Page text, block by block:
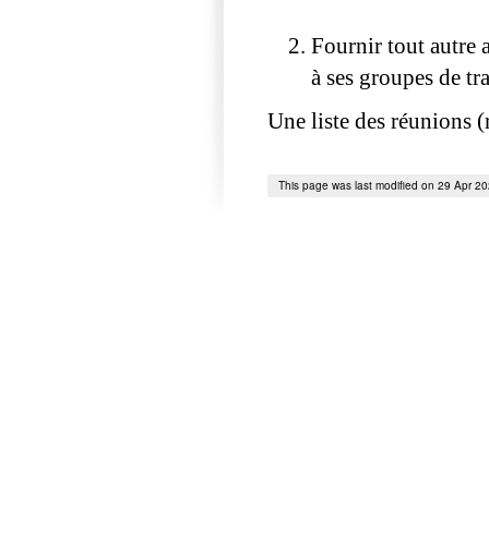
Fournir tout autre
à ses groupes de
Une liste des réunions
This page was last modified on 29 Apr